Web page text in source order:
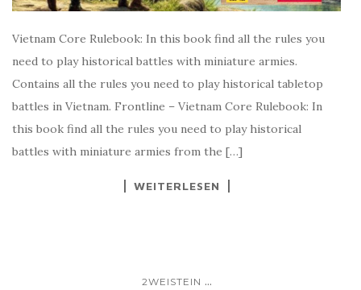
Vietnam Core Rulebook: In this book find all the rules you
need to play historical battles with miniature armies.
Contains all the rules you need to play historical tabletop
battles in Vietnam. Frontline – Vietnam Core Rulebook: In
this book find all the rules you need to play historical
battles with miniature armies from the […]
WEITERLESEN
2WEISTEIN ...